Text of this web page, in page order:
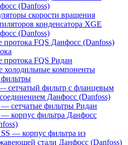
(Danfoss)
скорости вращения
конденсатора XGE
(Danfoss)
протока FQS Данфосс (Danfoss)
протока FQS Ридан
компоненты
сетчатый фильтр с фланцевым
Данфосс (Danfoss)
сетчатые фильтры Ридан
корпус фильтра Данфосс
— корпус фильтра из
стали Данфосс (Danfoss)